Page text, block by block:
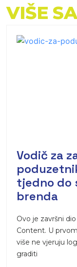
VIŠE
Vodič za
tjedno do
brenda
Ovo je završni
Content. U
više ne vjeruju
graditi